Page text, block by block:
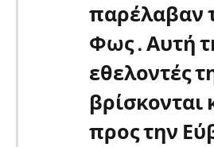
παρέλαβαν
Φως . Αυτή
εθελοντές
βρίσκονται
προς την